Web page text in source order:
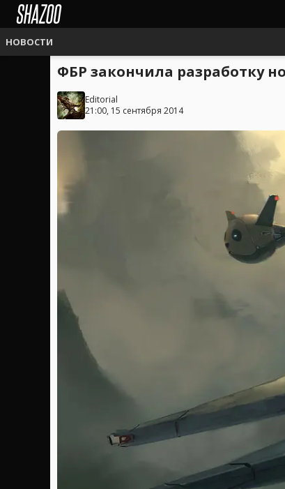
НОВОСТИ
ФБР закончила разработку
Editorial
21:00, 15 сентября 2014